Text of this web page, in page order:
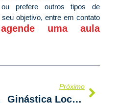
prefere outros tipos de
objetivo, entre em contato
agende uma aula
Próximo
Ginástica Localizada: Uma Ótima Aliada Para O Seu Processo De Emagrecimento
Next